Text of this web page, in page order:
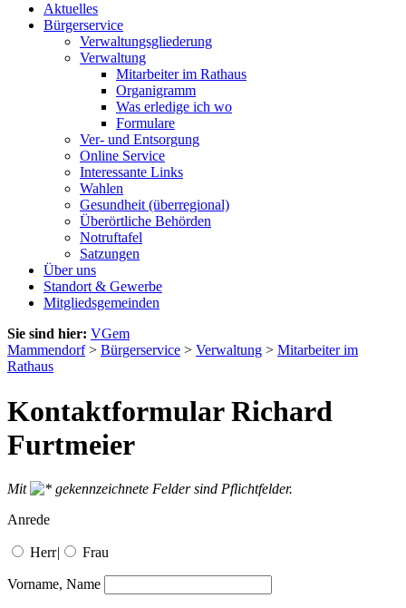
Aktuelles
Bürgerservice
Verwaltungsgliederung
Verwaltung
Mitarbeiter im Rathaus
Organigramm
Was erledige ich wo
Formulare
Ver- und Entsorgung
Online Service
Interessante Links
Wahlen
Gesundheit (überregional)
Überörtliche Behörden
Notruftafel
Satzungen
Über uns
Standort & Gewerbe
Mitgliedsgemeinden
Sie sind hier: VGem
Mammendorf> Bürgerservice > Verwaltung > Mitarbeiter im
Rathaus
Kontaktformular Richard
Furtmeier
Mit
gekennzeichnete Felder sind Pflichtfelder.
Anrede
Herr| Frau
Vorname, Name